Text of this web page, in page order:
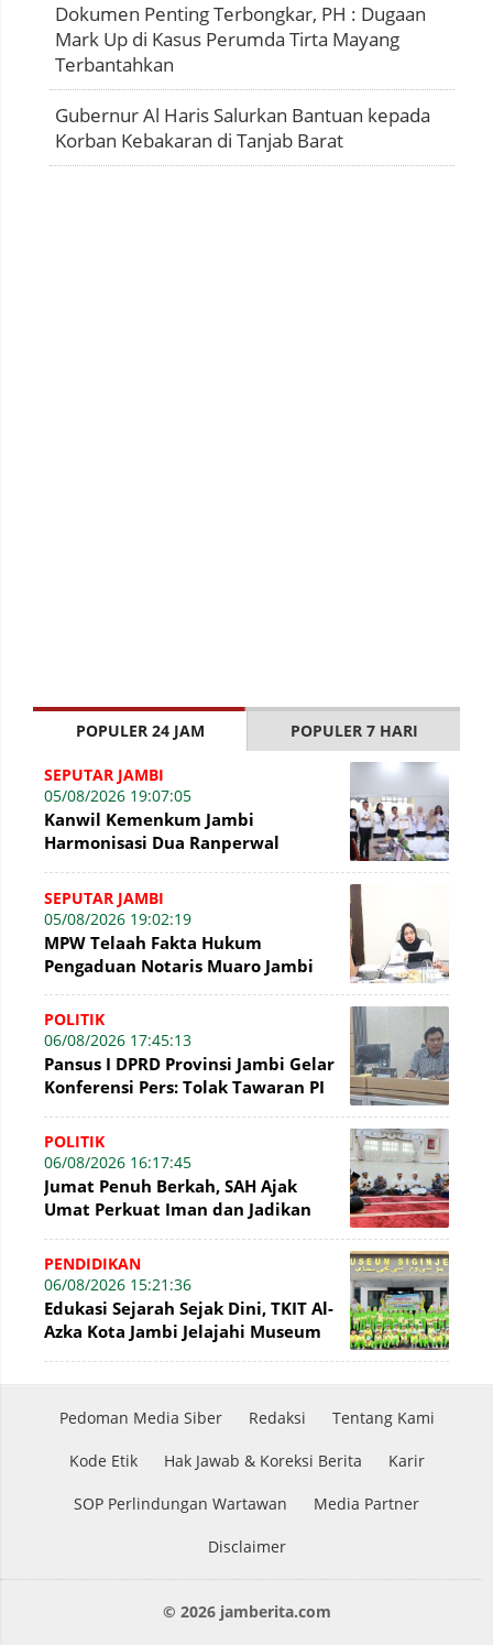
Dokumen Penting Terbongkar, PH : Dugaan
Mark Up di Kasus Perumda Tirta Mayang
Terbantahkan
Gubernur Al Haris Salurkan Bantuan kepada
Korban Kebakaran di Tanjab Barat
POPULER 24 JAM POPULER 7 HARI
SEPUTAR JAMBI
05/08/2026 19:07:05
Kanwil Kemenkum Jambi
Harmonisasi Dua Ranperwal
SEPUTAR JAMBI
05/08/2026 19:02:19
MPW Telaah Fakta Hukum
Pengaduan Notaris Muaro Jambi
POLITIK
06/08/2026 17:45:13
Pansus I DPRD Provinsi Jambi Gelar
Konferensi Pers: Tolak Tawaran PI
POLITIK
06/08/2026 16:17:45
Jumat Penuh Berkah, SAH Ajak
Umat Perkuat Iman dan Jadikan
Membangun Bangsa
PENDIDIKAN
06/08/2026 15:21:36
Edukasi Sejarah Sejak Dini, TKIT Al-
Azka Kota Jambi Jelajahi Museum
Pedoman Media Siber Redaksi Tentang Kami
Kode Etik Hak Jawab & Koreksi Berita Karir
SOP Perlindungan Wartawan Media Partner
Disclaimer
© 2026 jamberita.com